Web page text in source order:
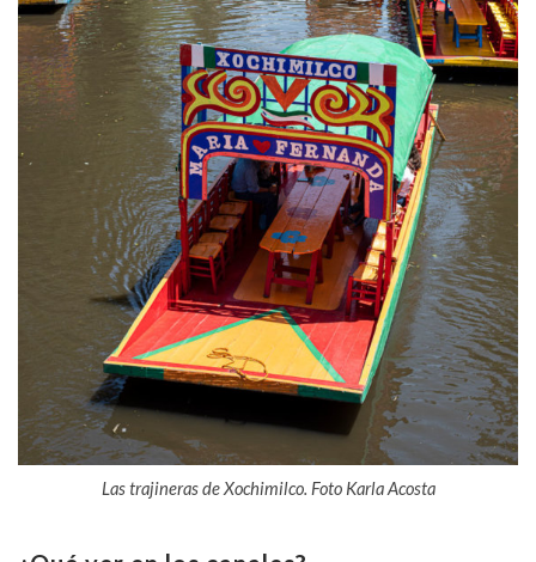
Las trajineras de Xochimilco. Foto Karla Acosta